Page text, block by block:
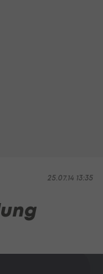
25.07.14 13:35